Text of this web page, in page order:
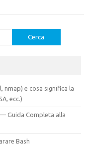
nmap) e cosa significa la
ecc.)
Guida Completa alla
Bash